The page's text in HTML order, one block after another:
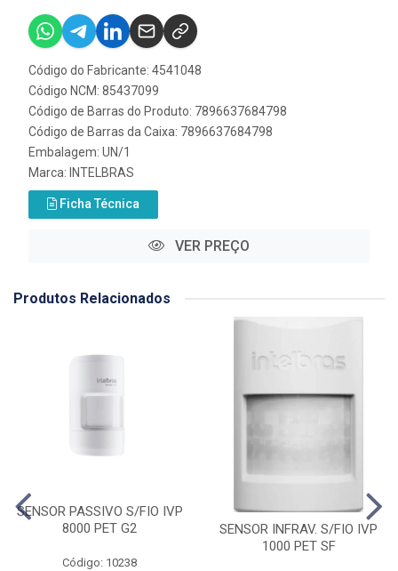
Código do Fabricante: 4541048
Código NCM: 85437099
Código de Barras do Produto: 7896637684798
Código de Barras da Caixa: 7896637684798
Embalagem: UN/1
Marca: INTELBRAS
Ficha Técnica
VER PREÇO
Produtos Relacionados
SENSOR PASSIVO S/FIO IVP
8000 PET G2
Código: 10238
SENSOR INFRAV. S/FIO IVP
1000 PET SF